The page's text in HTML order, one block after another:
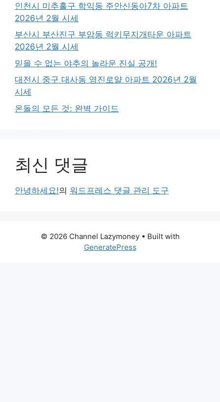
인천시 미추홀구 학익동 주안신동아7차 아파트
2026년 2월 시세
부산시 부산진구 부암동 럭키무지개타운 아파트
2026년 2월 시세
믿을 수 없는 야추의 놀라운 진실 공개!
대전시 중구 대사동 영진로얄 아파트 2026년 2월
시세
온돌의 모든 것: 완벽 가이드
최신 댓글
안녕하세요!의 워드프레스 댓글 관리 도구
© 2026 Channel Lazymoney• Built with
GeneratePress